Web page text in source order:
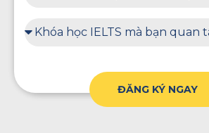
ĐĂNG KÝ NGAY